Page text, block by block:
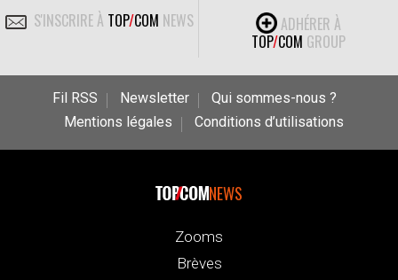
S'INSCRIRE À TOP/COM NEWS
ADHÉRER À
TOP/COM GROUP
Fil RSS Newsletter
Qui sommes-nous ?
Mentions légales
Conditions d’utilisations
NEWS
Zooms
Brèves